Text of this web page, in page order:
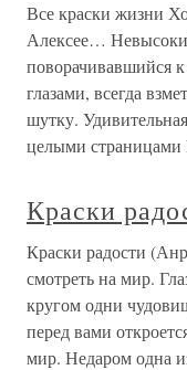
Все краски жизни
Алексее…
поворачивавшийся
глазами, всегда
шутку.
целыми страницами
Краски
Краски радости
смотреть на мир.
кругом одни
перед вами
мир. Недаром одна